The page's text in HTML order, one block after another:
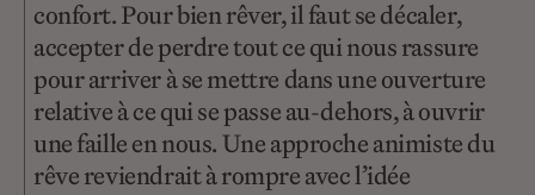
confort. Pour bien rêver, il faut se décaler,
accepter de perdre tout ce qui nous rassure
pour arriver à se mettre dans une ouverture
relative à ce qui se passe au-dehors, à ouvrir
une faille en nous. Une approche animiste du
rêve reviendrait à rompre avec l’idée